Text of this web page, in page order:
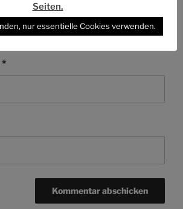
*
Seiten.
nur essentielle Cookies verwenden.